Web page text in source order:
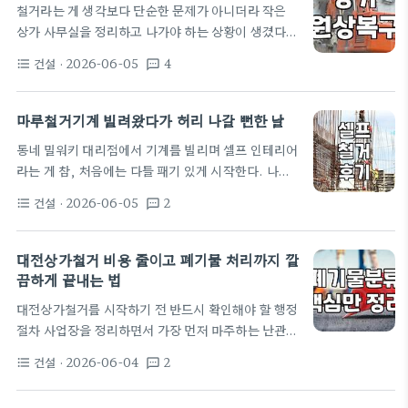
건물주와의 원상복구 범위 협의까지 변수가 너무 많습
니다. 철거 견적, 싼 게 비지떡인 이유 보통 소상공인
철거 견적은 평당 10만 원에서 20만 원 선에서 형성
철거라는 게 생각보다 단순한 문제가 아니더라 작은
상가 사무실을 정리하고 나가야 하는 상황이 생겼다.
면 끝날 줄 알았다. 그런데 이게 막상 견적을 받아보니
생각보다 복잡한 게 많았다. 특히 천장에 달린 시스템
에어컨이랑 바닥 타일 철거비가 견적의 절반 이상을
데, 다들 비용이 천차만별이라 어디를 선택해야 할지
부터 막막했다. 어떤 곳은 너무 싸게 불러서 오히려 찝
찝했고, 어떤 곳은 터무니없이 비싼 장비 비용을 청구
format_list_bulleted 건설 · 2026-06-05 textsms 4
마루철거기계 빌려왔다가 허리 나갈 뻔한 날
동네 밀워키 대리점에서 기계를 빌리며 셀프 인테리어
라는 게 참, 처음에는 다들 패기 있게 시작한다. 나도
단순히 '뜯어내면 그만이지'라는 안일한 생각으로 덜
컥 시작했다. 유튜브에서 마루철거기계 사용하는 영
상을 보면 다들 아주 쉽게 쓱쓱 미는 것 같길래 별거 아
닐 거라 믿었다. 집 근처 밀워키 대리점에 전화해서 장
했던 것 같다. 생각보다 비싸서 놀랐지만, 사람 부르는
비용보다는 훨씬 싸니까 스스로 합리화했다. 막상 빌
려온 기계는 내가 생각했던 것보다…
format_list_bulleted 건설 · 2026-06-05 textsms 2
대전상가철거 비용 줄이고 폐기물 처리까지 깔
끔하게 끝내는 법
대전상가철거를 시작하기 전 반드시 확인해야 할 행정
절차 사업장을 정리하면서 가장 먼저 마주하는 난관은
다. 단순히 내부 인테리어를 뜯어내는 행위가 아니라
관할 구청에 신고해야 하는 사항이 있는지부터 파악해
format_list_bulleted 건설 · 2026-06-04 textsms 2